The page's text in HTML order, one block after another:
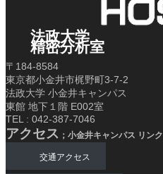
法政大学
精密分析室
〒184-8584
東京都小金井市梶野町3-7-2
法政大学 小金井キャンパス
東館 地下１階 E002室
TEL : 042-387-7046
アクセス ；小金井キャンパス リンク
交通アクセス